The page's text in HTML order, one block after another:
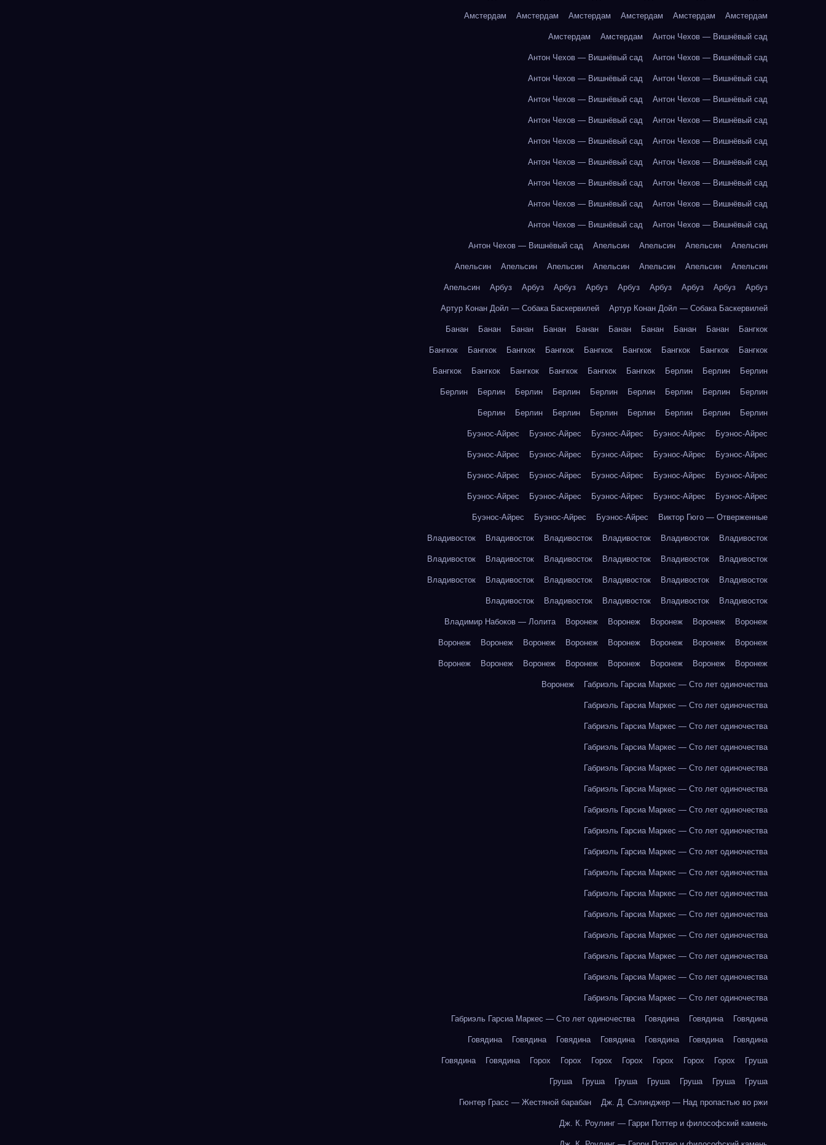
Амстердам Амстердам Амстердам Амстердам Амстердам Амстердам
Амстердам Амстердам Антон Чехов — Вишнёвый сад
Антон Чехов — Вишнёвый сад Антон Чехов — Вишнёвый сад
Антон Чехов — Вишнёвый сад Антон Чехов — Вишнёвый сад
Антон Чехов — Вишнёвый сад Антон Чехов — Вишнёвый сад
Антон Чехов — Вишнёвый сад Антон Чехов — Вишнёвый сад
Антон Чехов — Вишнёвый сад Антон Чехов — Вишнёвый сад
Антон Чехов — Вишнёвый сад Антон Чехов — Вишнёвый сад
Антон Чехов — Вишнёвый сад Антон Чехов — Вишнёвый сад
Антон Чехов — Вишнёвый сад Антон Чехов — Вишнёвый сад
Антон Чехов — Вишнёвый сад Антон Чехов — Вишнёвый сад
Антон Чехов — Вишнёвый сад Апельсин Апельсин Апельсин Апельсин
Апельсин Апельсин Апельсин Апельсин Апельсин Апельсин Апельсин
Апельсин Арбуз Арбуз Арбуз Арбуз Арбуз Арбуз Арбуз Арбуз Арбуз
Артур Конан Дойл — Собака Баскервилей Артур Конан Дойл — Собака Баскервилей
Банан Банан Банан Банан Банан Банан Банан Банан Банан Бангкок
Бангкок Бангкок Бангкок Бангкок Бангкок Бангкок Бангкок Бангкок Бангкок
Бангкок Бангкок Бангкок Бангкок Бангкок Бангкок Берлин Берлин Берлин
Берлин Берлин Берлин Берлин Берлин Берлин Берлин Берлин Берлин
Берлин Берлин Берлин Берлин Берлин Берлин Берлин Берлин
Буэнос-Айрес Буэнос-Айрес Буэнос-Айрес Буэнос-Айрес Буэнос-Айрес
Буэнос-Айрес Буэнос-Айрес Буэнос-Айрес Буэнос-Айрес Буэнос-Айрес
Буэнос-Айрес Буэнос-Айрес Буэнос-Айрес Буэнос-Айрес Буэнос-Айрес
Буэнос-Айрес Буэнос-Айрес Буэнос-Айрес Буэнос-Айрес Буэнос-Айрес
Буэнос-Айрес Буэнос-Айрес Буэнос-Айрес Виктор Гюго — Отверженные
Владивосток Владивосток Владивосток Владивосток Владивосток Владивосток
Владивосток Владивосток Владивосток Владивосток Владивосток Владивосток
Владивосток Владивосток Владивосток Владивосток Владивосток Владивосток
Владивосток Владивосток Владивосток Владивосток Владивосток
Владимир Набоков — Лолита Воронеж Воронеж Воронеж Воронеж Воронеж
Воронеж Воронеж Воронеж Воронеж Воронеж Воронеж Воронеж Воронеж
Воронеж Воронеж Воронеж Воронеж Воронеж Воронеж Воронеж Воронеж
Воронеж Габриэль Гарсиа Маркес — Сто лет одиночества
Габриэль Гарсиа Маркес — Сто лет одиночества
Габриэль Гарсиа Маркес — Сто лет одиночества
Габриэль Гарсиа Маркес — Сто лет одиночества
Габриэль Гарсиа Маркес — Сто лет одиночества
Габриэль Гарсиа Маркес — Сто лет одиночества
Габриэль Гарсиа Маркес — Сто лет одиночества
Габриэль Гарсиа Маркес — Сто лет одиночества
Габриэль Гарсиа Маркес — Сто лет одиночества
Габриэль Гарсиа Маркес — Сто лет одиночества
Габриэль Гарсиа Маркес — Сто лет одиночества
Габриэль Гарсиа Маркес — Сто лет одиночества
Габриэль Гарсиа Маркес — Сто лет одиночества
Габриэль Гарсиа Маркес — Сто лет одиночества
Габриэль Гарсиа Маркес — Сто лет одиночества
Габриэль Гарсиа Маркес — Сто лет одиночества
Габриэль Гарсиа Маркес — Сто лет одиночества Говядина Говядина Говядина
Говядина Говядина Говядина Говядина Говядина Говядина Говядина
Говядина Говядина Горох Горох Горох Горох Горох Горох Горох Груша
Груша Груша Груша Груша Груша Груша Груша
Гюнтер Грасс — Жестяной барабан Дж. Д. Сэлинджер — Над пропастью во ржи
Дж. К. Роулинг — Гарри Поттер и философский камень